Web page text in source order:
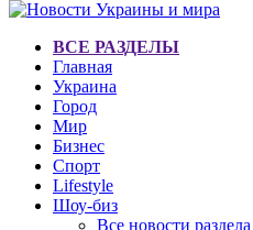
ВСЕ РАЗДЕЛЫ
Главная
Украина
Город
Мир
Бизнес
Спорт
Lifestyle
Шоу-биз
Все новости раздела